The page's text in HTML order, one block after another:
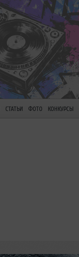
СТАТЬИ ФОТО КОНКУРСЫ